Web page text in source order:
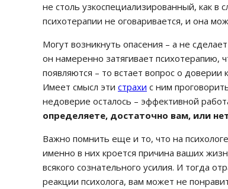
не столь узкоспециализированный, как в
психотерапии не оговаривается, и она
Могут возникнуть опасения – а не
он намеренно затягивает психотерапию,
появляются – то встает вопрос о
Имеет смысл эти страхи с ним
недоверие осталось – эффективной
определяете, достаточно вам, или
Важно помнить еще и то, что на
именно в них кроется причина ваших
всякого сознательного усилия. И тогда
реакции психолога, вам может не